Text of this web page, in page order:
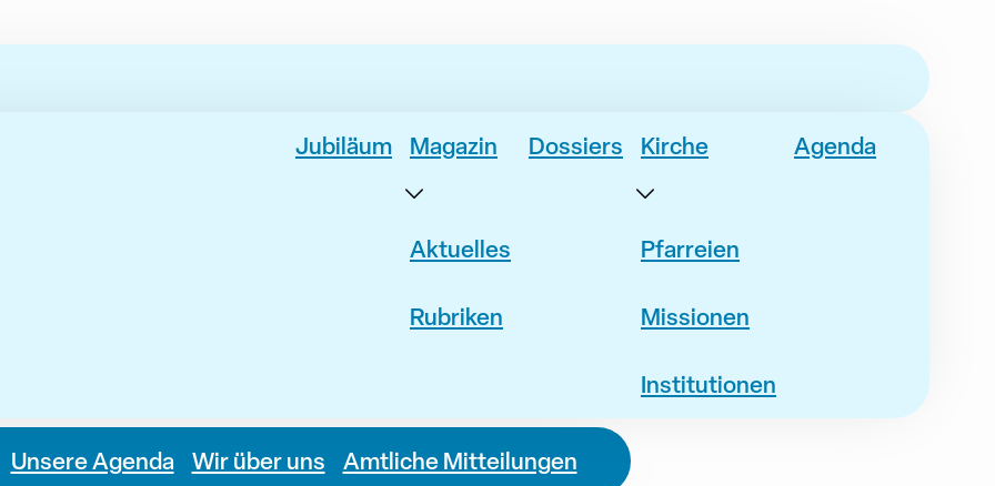
Jubiläum Magazin
Aktuelles
Rubriken
Dossiers Kirche
Pfarreien
Missionen
Institutionen
Agenda
Unsere Agenda Wir über uns Amtliche Mitteilungen